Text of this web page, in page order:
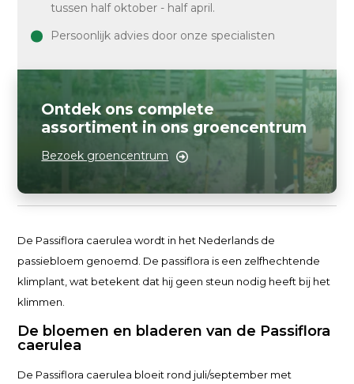
tussen half oktober - half april.
Persoonlijk advies door onze specialisten
Ontdek ons complete
assortiment in ons groencentrum
Bezoek groencentrum
De Passiflora caerulea wordt in het Nederlands de
passiebloem genoemd. De passiflora is een zelfhechtende
klimplant, wat betekent dat hij geen steun nodig heeft bij het
klimmen.
De bloemen en bladeren van de Passiflora
caerulea
De Passiflora caerulea bloeit rond juli/september met